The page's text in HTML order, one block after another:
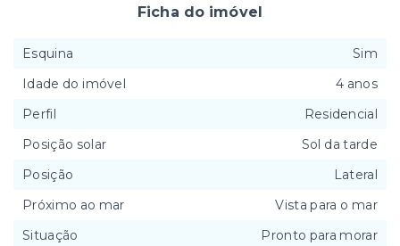
Ficha do imóvel
Esquina
Sim
Idade do imóvel
4 anos
Perfil
Residencial
Posição solar
Sol da tarde
Posição
Lateral
Próximo ao mar
Vista para o mar
Situação
Pronto para morar